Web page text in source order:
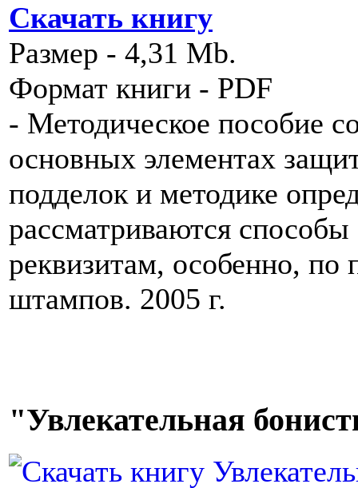
Скачать книгу
Размер - 4,31 Mb.
Формат книги - PDF
- Методическое пособие
основных элементах
подделок и методике
рассматриваются
реквизитам, особенно, по
штампов. 2005 г.
"Увлекательная